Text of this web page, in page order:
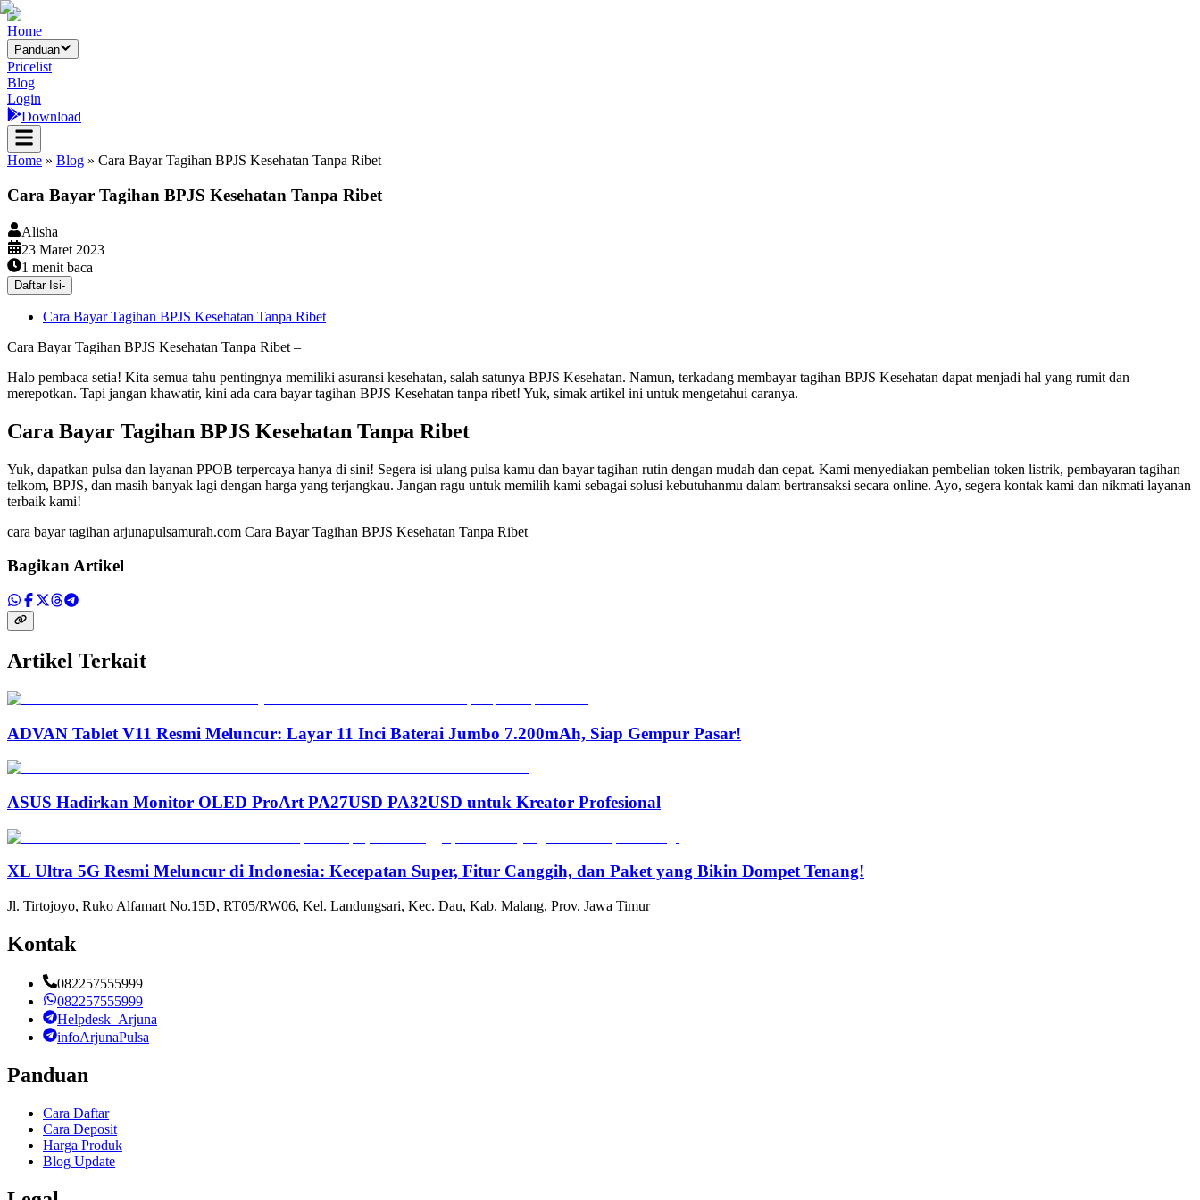
Home
Panduan
Pricelist
Blog
Login
Download
Home » Blog » Cara Bayar Tagihan BPJS Kesehatan Tanpa Ribet
Cara Bayar Tagihan BPJS Kesehatan Tanpa Ribet
Alisha
23 Maret 2023
1 menit baca
Daftar Isi-
Cara Bayar Tagihan BPJS Kesehatan Tanpa Ribet
Cara Bayar Tagihan BPJS Kesehatan Tanpa Ribet –
Halo pembaca setia! Kita semua tahu pentingnya memiliki asuransi kesehatan, salah satunya BPJS Kesehatan. Namun, terkadang membayar tagihan BPJS Kesehatan dapat menjadi hal yang rumit dan
merepotkan. Tapi jangan khawatir, kini ada cara bayar tagihan BPJS Kesehatan tanpa ribet! Yuk, simak artikel ini untuk mengetahui caranya.
Cara Bayar Tagihan BPJS Kesehatan Tanpa Ribet
Yuk, dapatkan pulsa dan layanan PPOB terpercaya hanya di sini! Segera isi ulang pulsa kamu dan bayar tagihan rutin dengan mudah dan cepat. Kami menyediakan pembelian token listrik, pembayaran tagihan
telkom, BPJS, dan masih banyak lagi dengan harga yang terjangkau. Jangan ragu untuk memilih kami sebagai solusi kebutuhanmu dalam bertransaksi secara online. Ayo, segera kontak kami dan nikmati layanan
terbaik kami!
cara bayar tagihan arjunapulsamurah.com Cara Bayar Tagihan BPJS Kesehatan Tanpa Ribet
Bagikan Artikel
Artikel Terkait
ADVAN Tablet V11 Resmi Meluncur: Layar 11 Inci Baterai Jumbo 7.200mAh, Siap Gempur Pasar!
ASUS Hadirkan Monitor OLED ProArt PA27USD PA32USD untuk Kreator Profesional
XL Ultra 5G Resmi Meluncur di Indonesia: Kecepatan Super, Fitur Canggih, dan Paket yang Bikin Dompet Tenang!
Jl. Tirtojoyo, Ruko Alfamart No.15D, RT05/RW06, Kel. Landungsari, Kec. Dau, Kab. Malang, Prov. Jawa Timur
Kontak
082257555999
082257555999
Helpdesk_Arjuna
infoArjunaPulsa
Panduan
Cara Daftar
Cara Deposit
Harga Produk
Blog Update